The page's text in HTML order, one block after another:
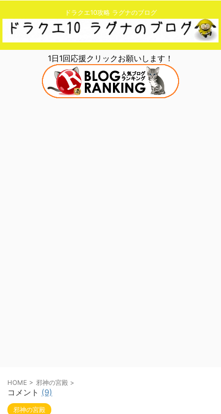
ドラクエ10攻略 ラグナのブログ
1日1回応援クリックお願いします！
HOME > 邪神の宮殿 >
コメント (9)
邪神の宮殿